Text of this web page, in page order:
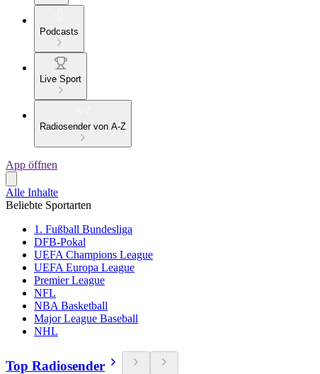
Podcasts
Live Sport
Radiosender von A-Z
App öffnen
Alle Inhalte
Beliebte Sportarten
1. Fußball Bundesliga
DFB-Pokal
UEFA Champions League
UEFA Europa League
Premier League
NFL
NBA Basketball
Major League Baseball
NHL
Top Radiosender